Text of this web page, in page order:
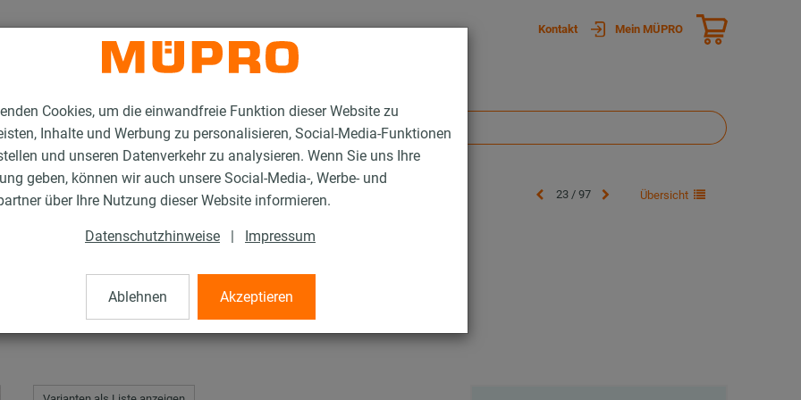
Cookies, um die einwandfreie Funktion dieser Website zu
Inhalte und Werbung zu personalisieren, Social-Media-Funktionen
und unseren Datenverkehr zu analysieren. Wenn Sie uns Ihre
geben, können wir auch unsere Social-Media-, Werbe- und
über Ihre Nutzung dieser Website informieren.
Datenschutzhinweise | Impressum
Ablehnen Akzeptieren
Kontakt Mein MÜPRO
Feuerverzinkte Installationsschienen MPR-Halteklammern 23 / 97 Übersicht